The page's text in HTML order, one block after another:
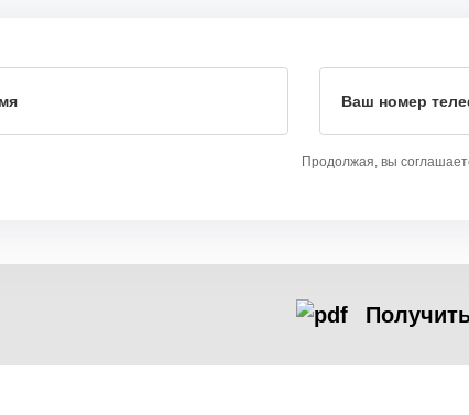
Ваш номер
Продолжая, вы